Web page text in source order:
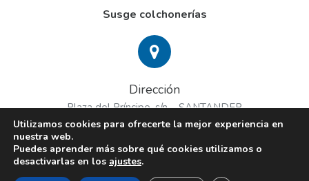
Susge colchonerías
Dirección
Plaza del Príncipe, s/n – SANTANDER
Utilizamos cookies para ofrecerte la mejor experiencia en
nuestra web.
Puedes aprender más sobre qué cookies utilizamos o
desactivarlas en los ajustes.